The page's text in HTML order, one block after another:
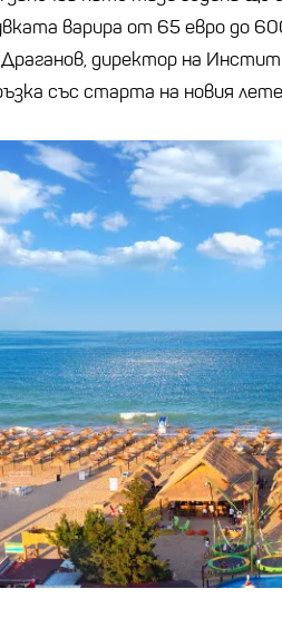
варира от 65 евро до
директор на
със старта на новия